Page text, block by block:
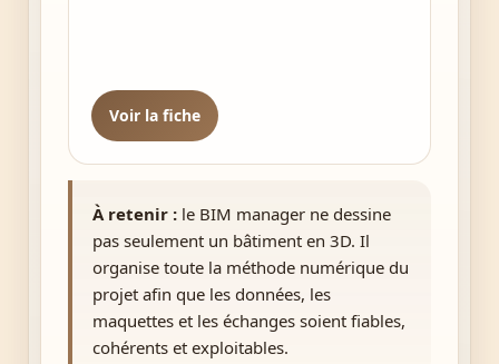
Voir la fiche
À retenir : le BIM manager ne dessine
pas seulement un bâtiment en 3D. Il
organise toute la méthode numérique du
projet afin que les données, les
maquettes et les échanges soient fiables,
cohérents et exploitables.